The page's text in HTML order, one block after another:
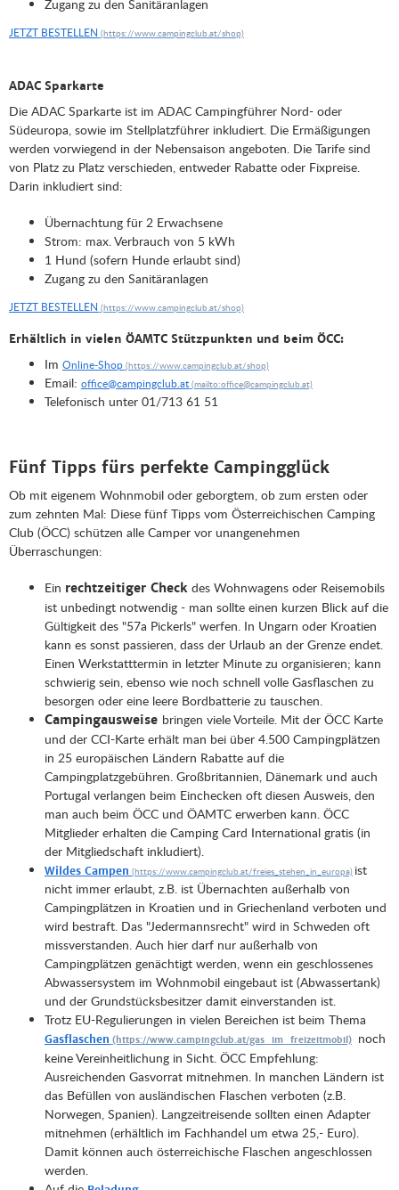
Zugang zu den Sanitäranlagen
JETZT BESTELLEN
ADAC Sparkarte
Die ADAC Sparkarte ist im ADAC Campingführer Nord- oder
Südeuropa, sowie im Stellplatzführer inkludiert. Die Ermäßigungen
werden vorwiegend in der Nebensaison angeboten. Die Tarife sind
von Platz zu Platz verschieden, entweder Rabatte oder Fixpreise.
Darin inkludiert sind:
Übernachtung für 2 Erwachsene
Strom: max. Verbrauch von 5 kWh
1 Hund (sofern Hunde erlaubt sind)
Zugang zu den Sanitäranlagen
JETZT BESTELLEN
Erhältlich in vielen ÖAMTC Stützpunkten und beim ÖCC:
Im Online-Shop
Email: office@campingclub.at
Telefonisch unter 01/713 61 51
Fünf Tipps fürs perfekte Campingglück
Ob mit eigenem Wohnmobil oder geborgtem, ob zum ersten oder
zum zehnten Mal: Diese fünf Tipps vom Österreichischen Camping
Club (ÖCC) schützen alle Camper vor unangenehmen
Überraschungen:
Ein rechtzeitiger Check des Wohnwagens oder Reisemobils
ist unbedingt notwendig - man sollte einen kurzen Blick auf die
Gültigkeit des "57a Pickerls" werfen. In Ungarn oder Kroatien
kann es sonst passieren, dass der Urlaub an der Grenze endet.
Einen Werkstatttermin in letzter Minute zu organisieren; kann
schwierig sein, ebenso wie noch schnell volle Gasflaschen zu
besorgen oder eine leere Bordbatterie zu tauschen.
Campingausweise bringen viele Vorteile. Mit der ÖCC Karte
und der CCI-Karte erhält man bei über 4.500 Campingplätzen
in 25 europäischen Ländern Rabatte auf die
Campingplatzgebühren. Großbritannien, Dänemark und auch
Portugal verlangen beim Einchecken oft diesen Ausweis, den
man auch beim ÖCC und ÖAMTC erwerben kann. ÖCC
Mitglieder erhalten die Camping Card International gratis (in
der Mitgliedschaft inkludiert).
Wildes Campen
ist
nicht immer erlaubt, z.B. ist Übernachten außerhalb von
Campingplätzen in Kroatien und in Griechenland verboten und
wird bestraft. Das "Jedermannsrecht" wird in Schweden oft
missverstanden. Auch hier darf nur außerhalb von
Campingplätzen genächtigt werden, wenn ein geschlossenes
Abwassersystem im Wohnmobil eingebaut ist (Abwassertank)
und der Grundstücksbesitzer damit einverstanden ist.
Trotz EU-Regulierungen in vielen Bereichen ist beim Thema
Gasflaschen
noch
keine Vereinheitlichung in Sicht. ÖCC Empfehlung:
Ausreichenden Gasvorrat mitnehmen. In manchen Ländern ist
das Befüllen von ausländischen Flaschen verboten (z.B.
Norwegen, Spanien). Langzeitreisende sollten einen Adapter
mitnehmen (erhältlich im Fachhandel um etwa 25,- Euro).
Damit können auch österreichische Flaschen angeschlossen
werden.